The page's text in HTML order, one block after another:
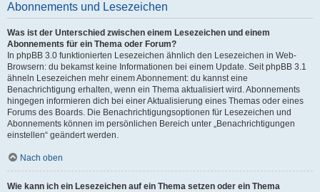
Abonnements und Lesezeichen
Was ist der Unterschied zwischen einem Lesezeichen und einem
Abonnements für ein Thema oder Forum?
In phpBB 3.0 funktionierten Lesezeichen ähnlich den Lesezeichen in Web-
Browsern: du bekamst keine Informationen bei einem Update. Seit phpBB 3.1
ähneln Lesezeichen mehr einem Abonnement: du kannst eine
Benachrichtigung erhalten, wenn ein Thema aktualisiert wird. Abonnements
hingegen informieren dich bei einer Aktualisierung eines Themas oder eines
Forums des Boards. Die Benachrichtigungsoptionen für Lesezeichen und
Abonnements können im persönlichen Bereich unter „Benachrichtigungen
einstellen“ geändert werden.
Nach oben
Wie kann ich ein Lesezeichen auf ein Thema setzen oder ein Thema